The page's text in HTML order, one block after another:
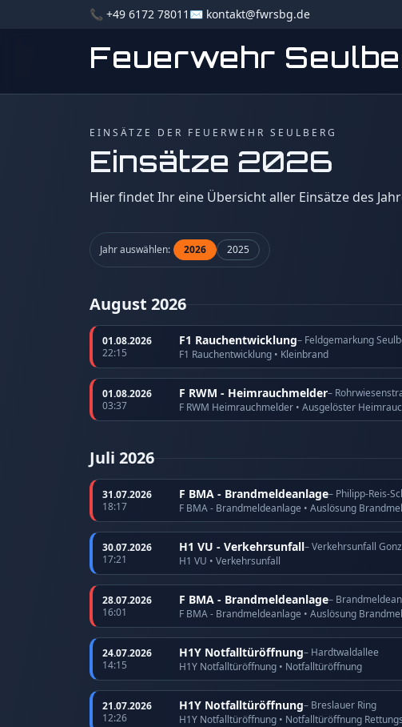
📞 +49 6172 78011 ✉️ kontakt@fwrsbg.de
Feuerwehr
EINSÄTZE DER FEUERWEHR SEULBERG
Einsätze 2026
Hier findet Ihr eine Übersicht aller Einsätze des
Jahr auswählen: 2026 2025
August 2026
01.08.2026
22:15
F1 Rauchentwicklung– Feldgemarkung
F1 Rauchentwicklung • Kleinbrand
01.08.2026
03:37
F RWM - Heimrauchmelder–
F RWM Heimrauchmelder • Ausgelöster
Juli 2026
31.07.2026
18:17
F BMA - Brandmeldeanlage– Philipp-Reis-
F BMA - Brandmeldeanlage • Auslösung
30.07.2026
17:21
H1 VU - Verkehrsunfall– Verkehrsunfall
H1 VU • Verkehrsunfall
28.07.2026
16:01
F BMA - Brandmeldeanlage–
F BMA - Brandmeldeanlage • Auslösung
24.07.2026
14:15
H1Y Notfalltüröffnung– Hardtwaldallee
H1Y Notfalltüröffnung • Notfalltüröffnung
21.07.2026
12:26
H1Y Notfalltüröffnung– Breslauer Ring
H1Y Notfalltüröffnung • Notfalltüröffnung